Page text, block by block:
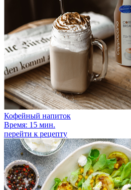
Кофейный напиток
Время: 15 мин.
перейти к рецепту